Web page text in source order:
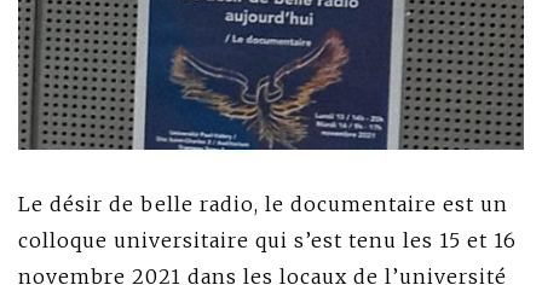
Le désir de belle radio, le documentaire est un
colloque universitaire qui s’est tenu les 15 et 16
novembre 2021 dans les locaux de l’université